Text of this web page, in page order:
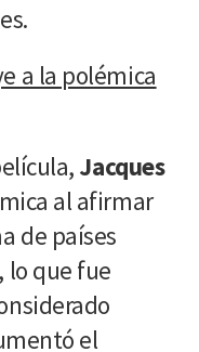
a la polémica
Jacques
al afirmar
de países
lo que fue
el